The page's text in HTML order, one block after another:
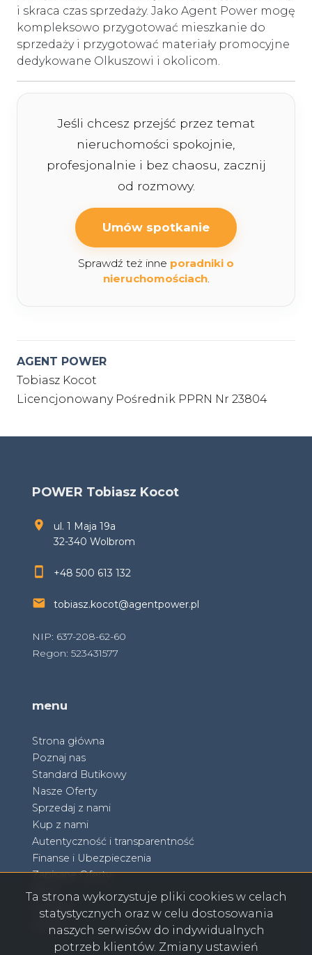
i skraca czas sprzedaży. Jako Agent Power mogę
kompleksowo przygotować mieszkanie do
sprzedaży i przygotować materiały promocyjne
dedykowane Olkuszowi i okolicom.
Jeśli chcesz przejść przez temat
nieruchomości spokojnie,
profesjonalnie i bez chaosu, zacznij
od rozmowy.
Umów spotkanie
Sprawdź też inne poradniki o
nieruchomościach.
AGENT POWER
Tobiasz Kocot
Licencjonowany Pośrednik PPRN Nr 23804
POWER Tobiasz Kocot
ul. 1 Maja 19a
32-340 Wolbrom
+48 500 613 132
tobiasz.kocot@agentpower.pl
NIP: 637-208-62-60
Regon: 523431577
menu
Strona główna
Poznaj nas
Standard Butikowy
Nasze Oferty
Sprzedaj z nami
Kup z nami
Autentyczność i transparentność
Finanse i Ubezpieczenia
Zapisane Oferty
Blog
Kontakt
RODO
Ta strona wykorzystuje pliki cookies w celach
statystycznych oraz w celu dostosowania
naszych serwisów do indywidualnych
potrzeb klientów. Zmiany ustawień